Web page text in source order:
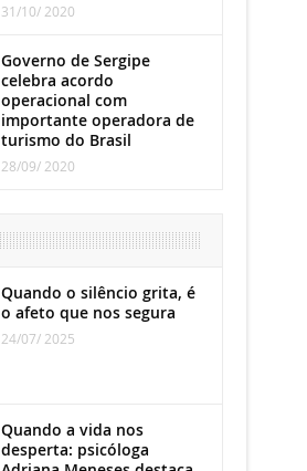
31/10/ 2020
Governo de Sergipe
celebra acordo
operacional com
importante operadora de
turismo do Brasil
28/09/ 2020
Quando o silêncio grita, é
o afeto que nos segura
24/07/ 2025
Quando a vida nos
desperta: psicóloga